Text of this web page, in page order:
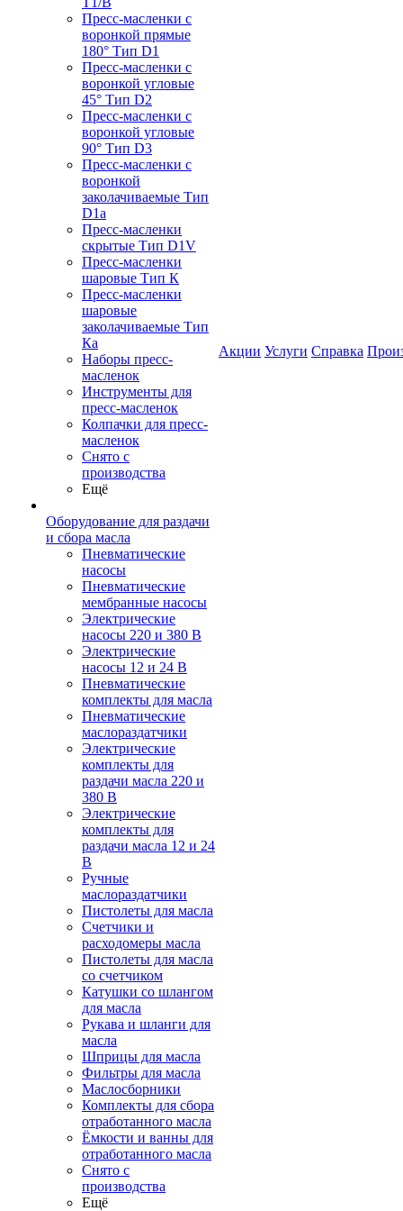
Пресс-масленки с
воронкой прямые
180° Тип D1
Пресс-масленки с
воронкой угловые
45° Тип D2
Пресс-масленки с
воронкой угловые
90° Тип D3
Пресс-масленки с
воронкой
заколачиваемые Тип
D1a
Пресс-масленки
скрытые Тип D1V
Пресс-масленки
шаровые Тип К
Пресс-масленки
шаровые
заколачиваемые Тип
Кa
Наборы пресс-
масленок
Инструменты для
пресс-масленок
Колпачки для пресс-
масленок
Снято с
производства
Ещё
Оборудование для раздачи
и сбора масла
Пневматические
насосы
Пневматические
мембранные насосы
Электрические
насосы 220 и 380 В
Электрические
насосы 12 и 24 В
Пневматические
комплекты для масла
Пневматические
маслораздатчики
Электрические
комплекты для
раздачи масла 220 и
380 В
Электрические
комплекты для
раздачи масла 12 и 24
В
Ручные
маслораздатчики
Пистолеты для масла
Счетчики и
расходомеры масла
Пистолеты для масла
со счетчиком
Катушки со шлангом
для масла
Рукава и шланги для
масла
Шприцы для масла
Фильтры для масла
Маслосборники
Комплекты для сбора
отработанного масла
Ёмкости и ванны для
отработанного масла
Снято с
производства
Ещё
Акции Услуги Справка